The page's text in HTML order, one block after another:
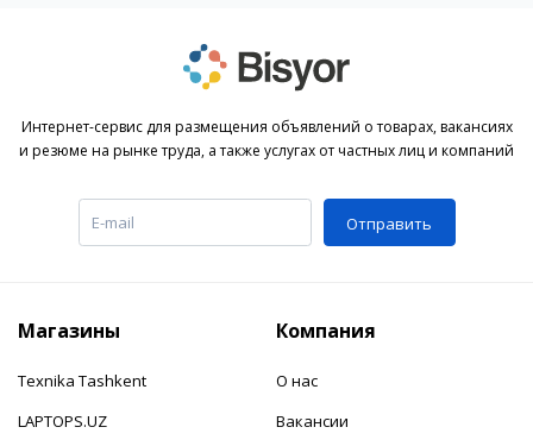
Интернет-сервис для размещения объявлений о товарах, вакансиях
и резюме на рынке труда, а также услугах от частных лиц и компаний
Отправить
Магазины
Texnika Tashkent
LAPTOPS.UZ
Компания
О нас
Вакансии